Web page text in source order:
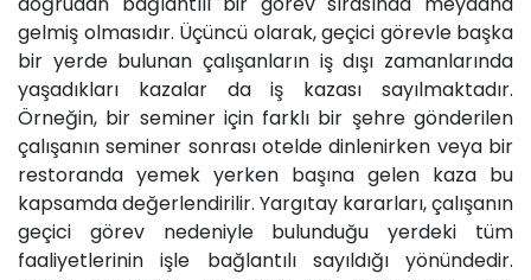
gelmiş olmasıdır. Üçüncü olarak, geçici görevle başka
bir yerde bulunan çalışanların iş dışı zamanlarında
yaşadıkları kazalar da iş kazası sayılmaktadır.
Örneğin, bir seminer için farklı bir şehre gönderilen
çalışanın seminer sonrası otelde dinlenirken veya bir
restoranda yemek yerken başına gelen kaza bu
kapsamda değerlendirilir. Yargıtay kararları, çalışanın
geçici görev nedeniyle bulunduğu yerdeki tüm
faaliyetlerinin işle bağlantılı sayıldığı yönündedir.